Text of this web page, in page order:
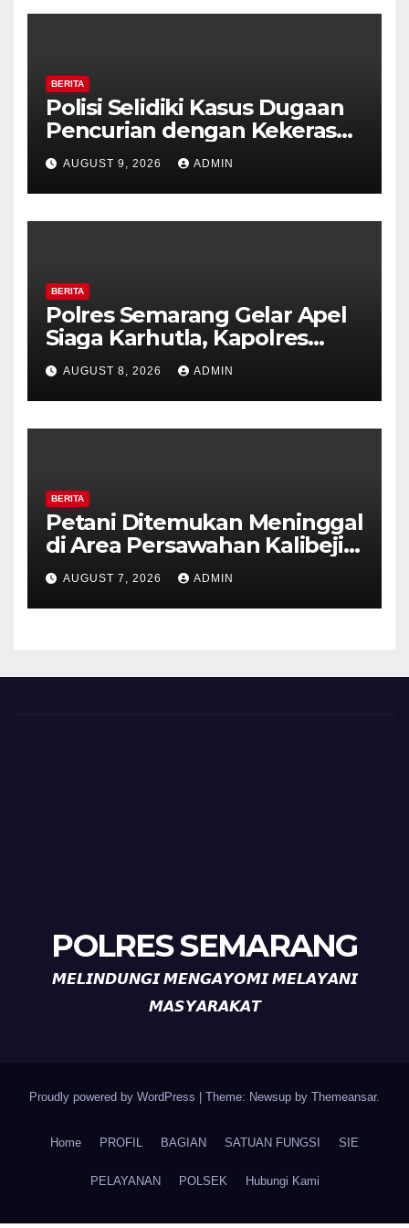
BERITA
Polisi Selidiki Kasus Dugaan
Pencurian dengan Kekerasan
di Counter HP Royal Phone
Ambarawa.
AUGUST 9, 2026 ADMIN
BERITA
Polres Semarang Gelar Apel
Siaga Karhutla, Kapolres
Tekankan Sinergi dan
Kesiapsiagaan Hadapi Musim
Kemarau.
AUGUST 8, 2026 ADMIN
BERITA
Petani Ditemukan Meninggal
di Area Persawahan Kalibeji,
Polisi Pastikan Tidak Ada
Tanda Kekerasan
AUGUST 7, 2026 ADMIN
POLRES SEMARANG
𝙈𝙀𝙇𝙄𝙉𝘿𝙐𝙉𝙂𝙄 𝙈𝙀𝙉𝙂𝘼𝙔𝙊𝙈𝙄 𝙈𝙀𝙇𝘼𝙔𝘼𝙉𝙄
𝙈𝘼𝙎𝙔𝘼𝙍𝘼𝙆𝘼𝙏
Proudly powered by WordPress Theme: Newsup by Themeansar.
Home PROFIL BAGIAN SATUAN FUNGSI SIE
PELAYANAN POLSEK Hubungi Kami